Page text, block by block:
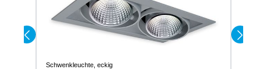
Schwenkleuchte, eckig